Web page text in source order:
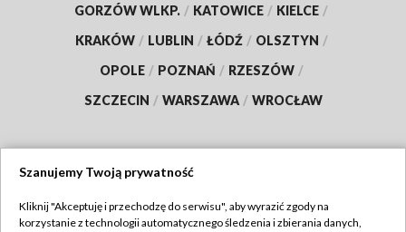
GORZÓW WLKP. / KATOWICE / KIELCE /
KRAKÓW / LUBLIN / ŁÓDŹ / OLSZTYN /
OPOLE / POZNAŃ / RZESZÓW /
SZCZECIN / WARSZAWA / WROCŁAW
TVP
Szanujemy Twoją prywatność
Kliknij "Akceptuję i przechodzę do serwisu", aby wyrazić zgody na
korzystanie z technologii automatycznego śledzenia i zbierania danych,